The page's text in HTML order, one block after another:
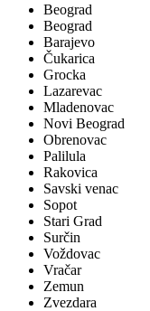
Beograd
Beograd
Barajevo
Čukarica
Grocka
Lazarevac
Mladenovac
Novi Beograd
Obrenovac
Palilula
Rakovica
Savski venac
Sopot
Stari Grad
Surčin
Voždovac
Vračar
Zemun
Zvezdara